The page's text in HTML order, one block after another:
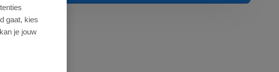
gaat, kies
je jouw